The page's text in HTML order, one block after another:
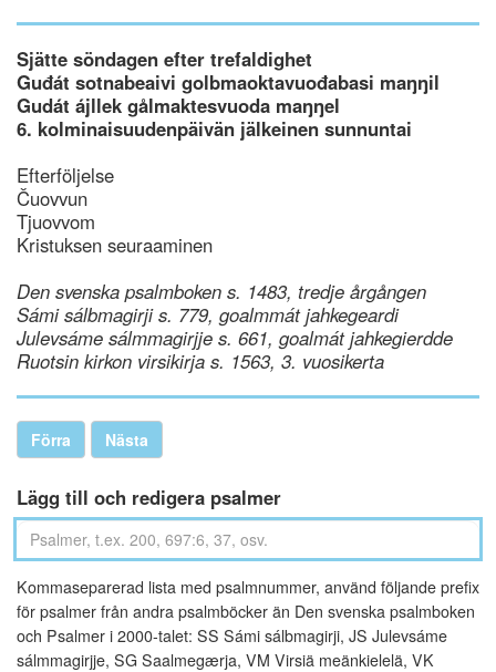
Sjätte söndagen efter trefaldighet
Guđát sotnabeaivi golbmaoktavuođabasi maŋŋil
Gudát ájllek gålmaktesvuoda maŋŋel
6. kolminaisuudenpäivän jälkeinen sunnuntai
Efterföljelse
Čuovvun
Tjuovvom
Kristuksen seuraaminen
Den svenska psalmboken s. 1483, tredje årgången
Sámi sálbmagirji s. 779, goalmmát jahkegeardi
Julevsáme sálmmagirjje s. 661, goalmát jahkegierdde
Ruotsin kirkon virsikirja s. 1563, 3. vuosikerta
Förra Nästa
Lägg till och redigera psalmer
Kommaseparerad lista med psalmnummer, använd följande prefix
för psalmer från andra psalmböcker än Den svenska psalmboken
och Psalmer i 2000-talet: SS Sámi sálbmagirji, JS Julevsáme
sálmmagirjje, SG Saalmegærja, VM Virsiä meänkielelä, VK